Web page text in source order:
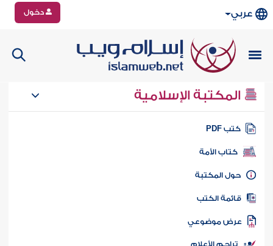
عربي دخول
المكتبة الإسلامية
كتب PDF
كتاب الأمة
المكتبة
الكتب